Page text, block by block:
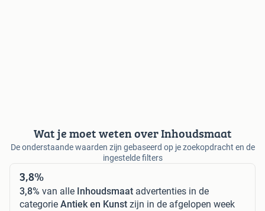
Wat je moet weten over Inhoudsmaat
De onderstaande waarden zijn gebaseerd op je zoekopdracht en de
ingestelde filters
3,8%
3,8% van alle Inhoudsmaat advertenties in de
categorie Antiek en Kunst zijn in de afgelopen week